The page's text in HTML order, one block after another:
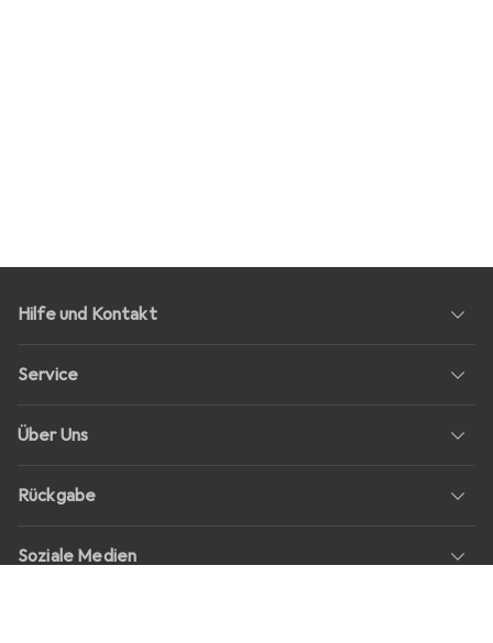
Hilfe und Kontakt
Service
Über Uns
Rückgabe
Soziale Medien